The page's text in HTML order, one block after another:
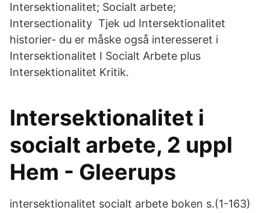
Intersektionalitet; Socialt arbete;
Intersectionality Tjek ud Intersektionalitet
historier- du er måske også interesseret i
Intersektionalitet I Socialt Arbete plus
Intersektionalitet Kritik.
Intersektionalitet i
socialt arbete, 2 uppl
Hem - Gleerups
intersektionalitet socialt arbete boken s.(1-163)